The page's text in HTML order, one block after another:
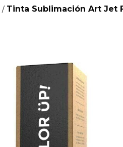
/ Tinta Sublimación Art Jet